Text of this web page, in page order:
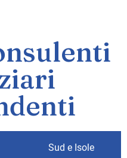
Sud e Isole